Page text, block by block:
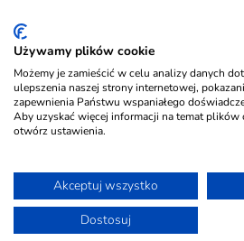
Jak wybrać firmę?
Czy to legalne?
Metodologia i wyniki
Przypisy i bibliografia
Blog
Regulamin
Co to są testy różnic? Który test
Korelacja i współczynniki korelacji
Biblioteka testów psychologicznych
Używamy plików cookie
Możemy je zamieścić w celu analizy danych
ulepszenia naszej strony internetowej,
zapewnienia Państwu wspaniałego
Aby uzyskać więcej informacji na temat plików
otwórz ustawienia.
Akceptuj wszystko
Dostosuj